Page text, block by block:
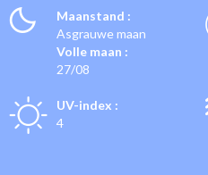
Maanstand :
Asgrauwe maan
Volle maan :
27/08
UV-index :
4